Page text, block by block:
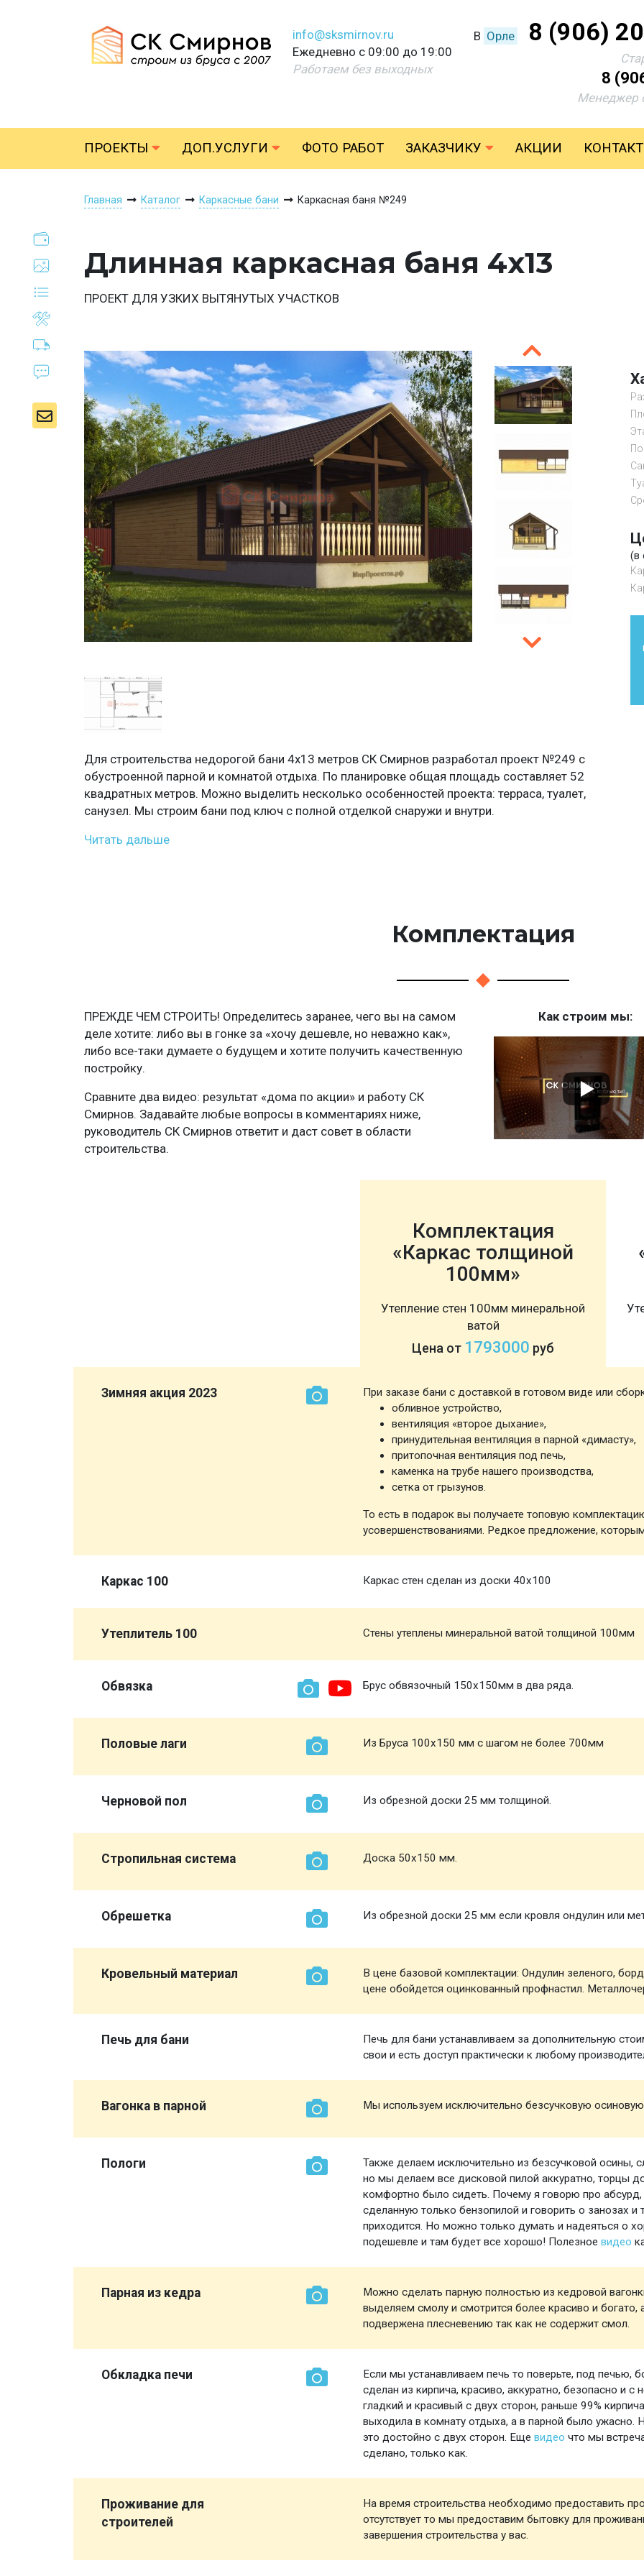
info@sksmirnov.ru
Ежедневно с 09:00 до 19:00
Работаем без выходных
В Орле 8 (906)
8
Менеджер
ПРОЕКТЫ ДОП.УСЛУГИ ФОТО РАБОТ ЗАКАЗЧИКУ АКЦИИ
Главная Каталог Каркасные бани Каркасная баня №249
Длинная каркасная баня 4х13
ПРОЕКТ ДЛЯ УЗКИХ ВЫТЯНУТЫХ УЧАСТКОВ
Для строительства недорогой бани 4х13 метров СК Смирнов разработал проект №249 с
обустроенной парной и комнатой отдыха. По планировке общая площадь составляет 52
квадратных метров. Можно выделить несколько особенностей проекта: терраса, туалет,
санузел. Мы строим бани под ключ с полной отделкой снаружи и внутри.
Читать дальше
(в
Комплектация
ПРЕЖДЕ ЧЕМ СТРОИТЬ! Определитесь заранее, чего вы на самом
деле хотите: либо вы в гонке за «хочу дешевле, но неважно как»,
либо все-таки думаете о будущем и хотите получить качественную
постройку.
Сравните два видео: результат «дома по акции» и работу СК
Смирнов. Задавайте любые вопросы в комментариях ниже,
руководитель СК Смирнов ответит и даст совет в области
строительства.
Как строим мы:
Комплектация
«Каркас толщиной
100мм»
Утепление стен 100мм минеральной
ватой
Цена от 1793000 руб
Зимняя акция 2023 При заказе бани с доставкой в готовом виде или
обливное устройство,
вентиляция «второе дыхание»,
принудительная вентиляция в парной «димасту»,
притопочная вентиляция под печь,
каменка на трубе нашего производства,
сетка от грызунов.
То есть в подарок вы получаете топовую
усовершенствованиями. Редкое предложение,
Каркас 100 Каркас стен сделан из доски 40х100
Утеплитель 100 Стены утеплены минеральной ватой толщиной 100мм
Обвязка Брус обвязочный 150х150мм в два ряда.
Половые лаги Из Бруса 100х150 мм с шагом не более 700мм
Черновой пол Из обрезной доски 25 мм толщиной.
Стропильная система Доска 50х150 мм.
Обрешетка Из обрезной доски 25 мм если кровля ондулин или
Кровельный материал
В цене базовой комплектации: Ондулин зеленого,
цене обойдется оцинкованный профнастил.
Печь для бани
Печь для бани устанавливаем за дополнительную
свои и есть доступ практически к любому
Вагонка в парной Мы используем исключительно безсучковую осиновую
Пологи
Также делаем исключительно из безсучковой
но мы делаем все дисковой пилой аккуратно, торцы
комфортно было сидеть. Почему я говорю про
сделанную только бензопилой и говорить о занозах
приходится. Но можно только думать и надеяться о
подешевле и там будет все хорошо! Полезное видео
Парная из кедра
Можно сделать парную полностью из кедровой
выделяем смолу и смотрится более красиво и богато,
подвержена плесневению так как не содержит смол.
Обкладка печи
Если мы устанавливаем печь то поверьте, под печью,
сделан из кирпича, красиво, аккуратно, безопасно и
гладкий и красивый с двух сторон, раньше 99%
выходила в комнату отдыха, а в парной было ужасно.
это достойно с двух сторон. Еще видео что мы
сделано, только как.
Проживание для
строителей
На время строительства необходимо предоставить
отсутствует то мы предоставим бытовку для
завершения строительства у вас.